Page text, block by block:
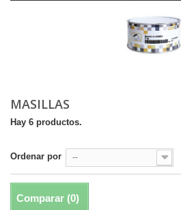
MASILLAS
Hay 6 productos.
Ordenar por --
Comparar (0)